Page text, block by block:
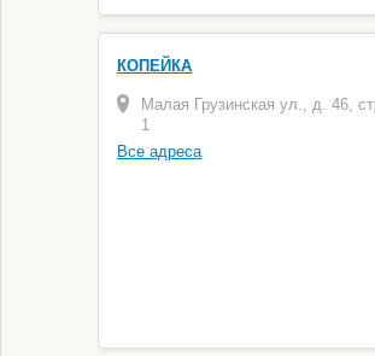
КОПЕЙКА
Малая Грузинская ул., д. 46,
1
Все адреса